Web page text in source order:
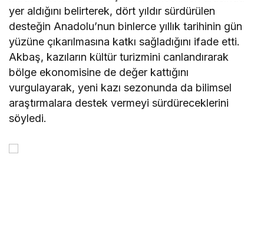
yer aldığını belirterek, dört yıldır sürdürülen
desteğin Anadolu’nun binlerce yıllık tarihinin gün
yüzüne çıkarılmasına katkı sağladığını ifade etti.
Akbaş, kazıların kültür turizmini canlandırarak
bölge ekonomisine de değer kattığını
vurgulayarak, yeni kazı sezonunda da bilimsel
araştırmalara destek vermeyi sürdüreceklerini
söyledi.